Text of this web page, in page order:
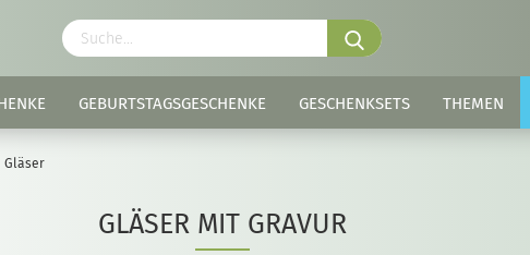
GEBURTSTAGSGESCHENKE GESCHENKSETS THEMEN
Gläser
GLÄSER MIT GRAVUR